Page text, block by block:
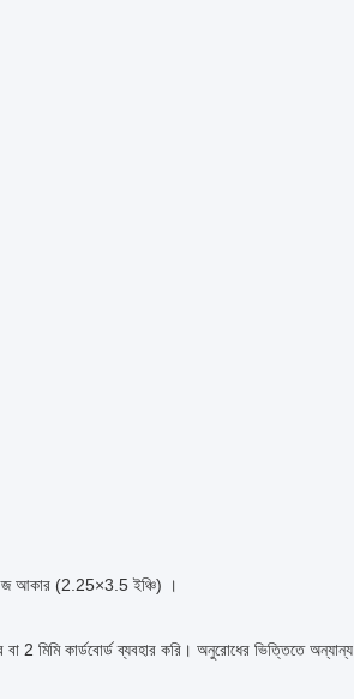
আকার (2.25×3.5 ইঞ্চি) ।
2 মিমি কার্ডবোর্ড ব্যবহার করি। অনুরোধের ভিত্তিতে অন্যান্য